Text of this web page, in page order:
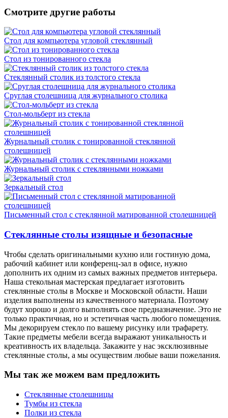
Смотрите другие работы
Стол для компьютера угловой стеклянный
Стол из тонированного стекла
Стеклянный столик из толстого стекла
Сруглая столешница для журнального столика
Стол-мольберт из стекла
Журнальный столик с тонированной стеклянной
столешницей
Журнальный столик с стеклянными ножками
Зеркальный стол
Письменный стол с стеклянной матированной столешницей
Стеклянные столы изящные и безопасные
Чтобы сделать оригинальными кухню или гостиную дома,
рабочий кабинет или конференц-зал в офисе, нужно
дополнить их одним из самых важных предметов интерьера.
Наша стекольная мастерская предлагает изготовить
стеклянные столы в Москве и Московской области. Наши
изделия выполнены из качественного материала. Поэтому
будут хорошо и долго выполнять свое предназначение. Это не
только практичная, но и эстетичная часть любого помещения.
Мы декорируем стекло по вашему рисунку или трафарету.
Такие предметы мебели всегда выражают уникальность и
креативность их владельца. Закажите у нас эксклюзивные
стеклянные столы, а мы осуществим любые ваши пожелания.
Мы так же можем вам предложить
Стеклянные столешницы
Тумбы из стекла
Полки из стекла